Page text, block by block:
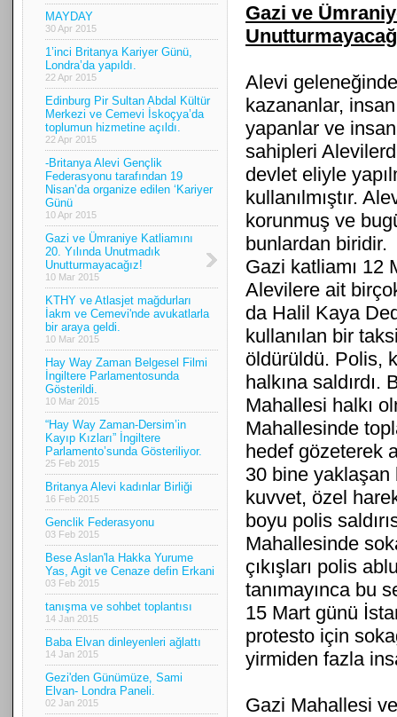
MAYDAY
30 Apr 2015
1’inci Britanya Kariyer Günü,
Londra’da yapıldı.
22 Apr 2015
Edinburg Pir Sultan Abdal Kültür
Merkezi ve Cemevi İskoçya’da
toplumun hizmetine açıldı.
22 Apr 2015
-Britanya Alevi Gençlik
Federasyonu tarafından 19
Nisan’da organize edilen ‘Kariyer
Günü
10 Apr 2015
Gazi ve Ümraniye Katliamını
20. Yılında Unutmadık
Unutturmayacağız!
10 Mar 2015
KTHY ve Atlasjet mağdurları
İakm ve Cemevi'nde avukatlarla
bir araya geldi.
10 Mar 2015
Hay Way Zaman Belgesel Filmi
İngiltere Parlamentosunda
Gösterildi.
10 Mar 2015
“Hay Way Zaman-Dersim’in
Kayıp Kızları” İngiltere
Parlamento’sunda Gösteriliyor.
25 Feb 2015
Britanya Alevi kadınlar Birliği
16 Feb 2015
Genclik Federasyonu
03 Feb 2015
Bese Aslan'la Hakka Yurume
Yas, Agit ve Cenaze defin Erkani
03 Feb 2015
tanışma ve sohbet toplantısı
14 Jan 2015
Baba Elvan dinleyenleri ağlattı
14 Jan 2015
Gezi'den Günümüze, Sami
Elvan- Londra Paneli.
02 Jan 2015
Gazi ve
Alevi
kazananlar,
yapanlar ve
sahipleri
devlet eliyle
kullanılmıştır.
korunmuş ve
bunlardan biridir.
Gazi katliamı 12
Alevilere ait
da Halil Kaya
kullanılan bir
öldürüldü. Polis,
halkına saldırdı.
Mahallesi halkı
Mahallesinde
hedef gözeterek
30 bine yaklaşan
kuvvet, özel
boyu polis
Mahallesinde
çıkışları polis
tanımayınca bu
15 Mart günü
protesto için
yirmiden fazla
Gazi Mahallesi